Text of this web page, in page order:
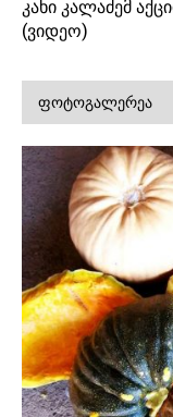
კახი კალაძემ
(ვიდეო)
ᲤᲝᲢᲝᲒᲐᲚᲔᲠᲔᲐ